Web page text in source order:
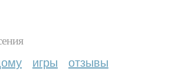
игры отзывы